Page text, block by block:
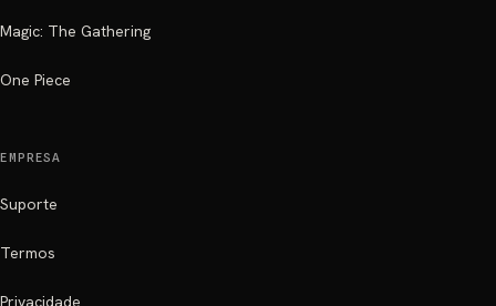
Magic: The Gathering
One Piece
EMPRESA
Suporte
Termos
Privacidade